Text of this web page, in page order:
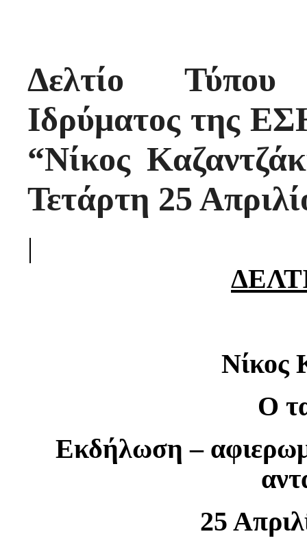
Δελτίο
Ιδρύματος της
“Νίκος
Τετάρτη 25
|
Nίκος
Ο
Εκδήλωση –
25